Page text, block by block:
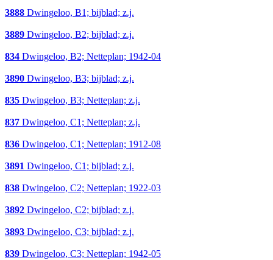
3888 Dwingeloo, B1; bijblad; z.j.
3889 Dwingeloo, B2; bijblad; z.j.
834 Dwingeloo, B2; Netteplan; 1942-04
3890 Dwingeloo, B3; bijblad; z.j.
835 Dwingeloo, B3; Netteplan; z.j.
837 Dwingeloo, C1; Netteplan; z.j.
836 Dwingeloo, C1; Netteplan; 1912-08
3891 Dwingeloo, C1; bijblad; z.j.
838 Dwingeloo, C2; Netteplan; 1922-03
3892 Dwingeloo, C2; bijblad; z.j.
3893 Dwingeloo, C3; bijblad; z.j.
839 Dwingeloo, C3; Netteplan; 1942-05